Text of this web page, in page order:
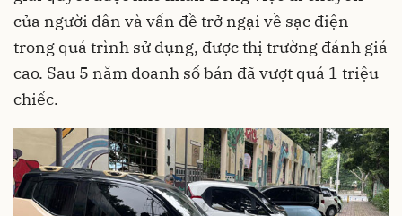
của người dân và vấn đề trở ngại về sạc điện
trong quá trình sử dụng, được thị trường đánh giá
cao. Sau 5 năm doanh số bán đã vượt quá 1 triệu
chiếc.